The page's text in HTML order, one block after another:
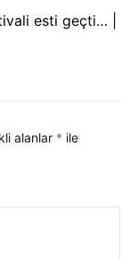
esti geçti… |
alanlar * ile